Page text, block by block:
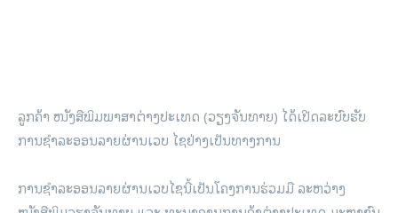
ລູກຄ້າ ໜັງສືພິມພາສາຕ່າງປະເທດ (ວຽງຈັນທາຍ) ໄດ້ເປີດລະບົບຮັບ
ການຊໍາລະອອນລາຍຜ່ານເວບ ໄຊຢ່າງເປັນທາງການ
ການຊໍາລະອອນລາຍຜ່ານເວບໄຊນີ້ເປັນໂຄງການຮ່ວມມື ລະຫວ່າງ